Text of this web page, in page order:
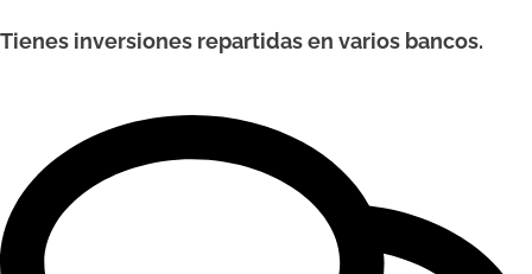
Tienes inversiones repartidas en varios bancos.